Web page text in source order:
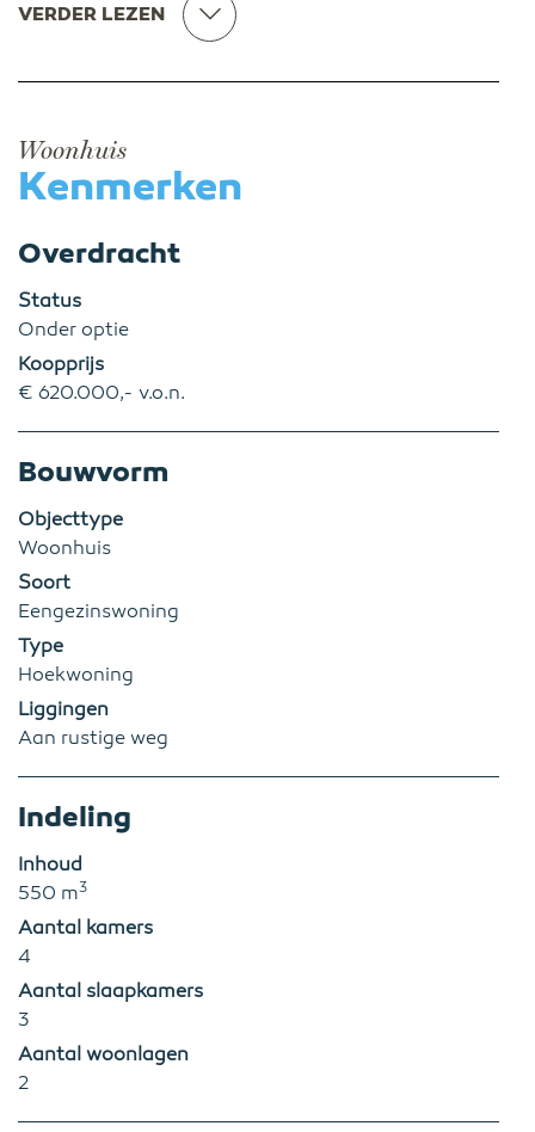
VERDER LEZEN
Woonhuis
Kenmerken
Overdracht
Status
Onder optie
Koopprijs
€ 620.000,- v.o.n.
Bouwvorm
Objecttype
Woonhuis
Soort
Eengezinswoning
Type
Hoekwoning
Liggingen
Aan rustige weg
Indeling
Inhoud
550 m3
Aantal kamers
4
Aantal slaapkamers
3
Aantal woonlagen
2